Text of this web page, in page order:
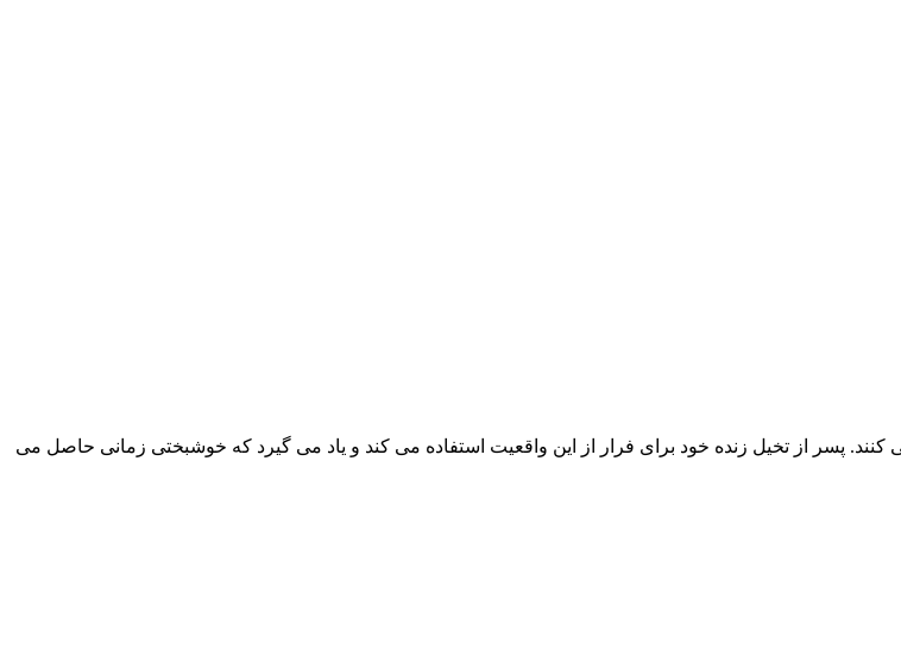
کنند. پسر از تخیل زنده خود برای فرار از این واقعیت استفاده می کند و یاد می گیرد که خوشبختی زمانی حاصل می